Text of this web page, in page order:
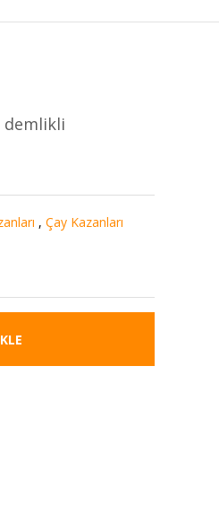
demlikli
, Çay Kazanları